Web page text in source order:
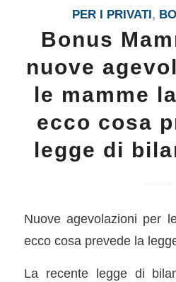
PER I PRIVATI,
Bonus
nuove
le mamme
ecco cosa
legge di
Nuove agevolazioni per
ecco cosa prevede la
La recente legge di